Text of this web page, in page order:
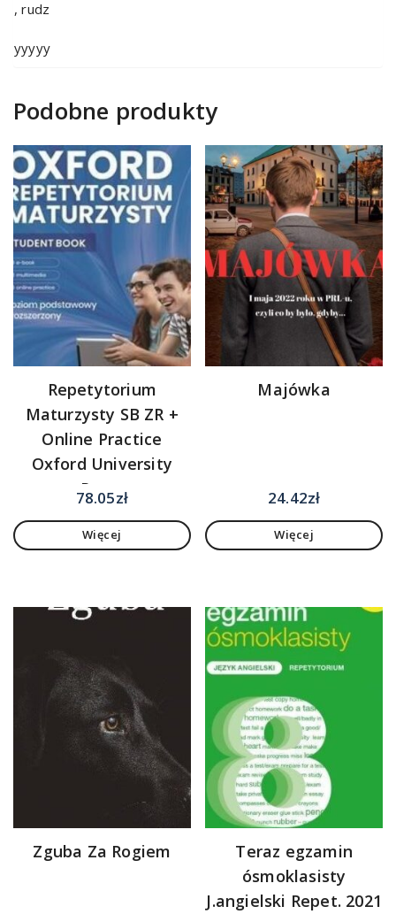
, rudz
yyyyy
Podobne produkty
Repetytorium
Maturzysty SB ZR +
Online Practice
Oxford University
Press
78.05zł
Więcej
Majówka
24.42zł
Więcej
Zguba Za Rogiem
Teraz egzamin
ósmoklasisty
J.angielski Repet. 2021